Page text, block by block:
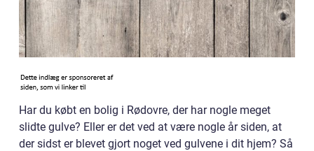
Har du købt en bolig i Rødovre, der har nogle meget
slidte gulve? Eller er det ved at være nogle år siden, at
der sidst er blevet gjort noget ved gulvene i dit hjem? Så